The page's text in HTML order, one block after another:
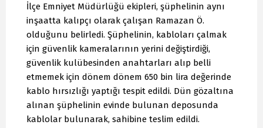
İlçe Emniyet Müdürlüğü ekipleri, şüphelinin aynı
inşaatta kalıpçı olarak çalışan Ramazan Ö.
olduğunu belirledi. Şüphelinin, kabloları çalmak
için güvenlik kameralarının yerini değiştirdiği,
güvenlik kulübesinden anahtarları alıp belli
etmemek için dönem dönem 650 bin lira değerinde
kablo hırsızlığı yaptığı tespit edildi. Dün gözaltına
alınan şüphelinin evinde bulunan deposunda
kablolar bulunarak, sahibine teslim edildi.